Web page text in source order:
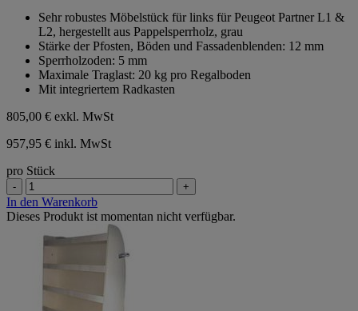
Sternen.
Sehr robustes Möbelstück für links für Peugeot Partner L1 &
L2, hergestellt aus Pappelsperrholz, grau
Stärke der Pfosten, Böden und Fassadenblenden: 12 mm
Sperrholzoden: 5 mm
Maximale Traglast: 20 kg pro Regalboden
Mit integriertem Radkasten
805,00 € exkl. MwSt
957,95 € inkl. MwSt
pro Stück
- +
In den Warenkorb
Dieses Produkt ist momentan nicht verfügbar.